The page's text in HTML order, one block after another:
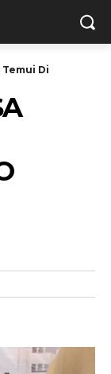
Temui Di